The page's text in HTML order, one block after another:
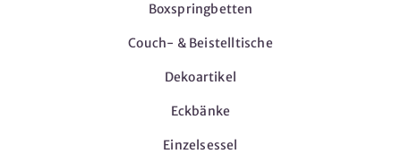
Boxspringbetten
Couch- & Beistelltische
Dekoartikel
Eckbänke
Einzelsessel